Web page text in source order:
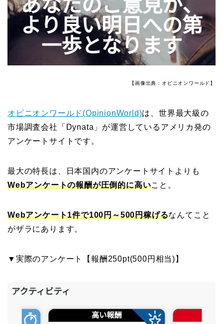
【画像出典：オピニオンワールド】
オピニオンワールド(OpinionWorld)は、世界最大級の
市場調査会社「Dynata」が運営しているアメリカ発の
アンケートサイトです。
最大の特長は、日本国内のアンケートサイトよりも
Webアンケートの報酬が圧倒的に高いこと。
Webアンケート1件で100円～500円稼げるなんてこと
がザラにあります。
▼実際のアンケート【報酬250pt(500円相当)】